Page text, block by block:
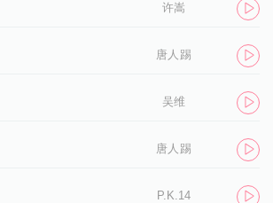
许嵩
唐人踢
吴维
唐人踢
P.K.14